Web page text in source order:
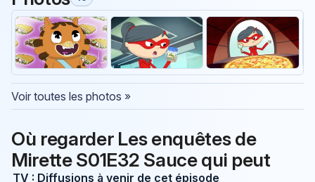
Voir toutes les photos »
Où regarder Les enquêtes de
Mirette S01E32 Sauce qui peut
TV : Diffusions à venir de cet épisode